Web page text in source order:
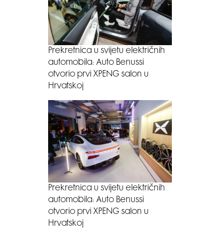
Prekretnica u svijetu električnih
automobila: Auto Benussi
otvorio prvi XPENG salon u
Hrvatskoj
Prekretnica u svijetu električnih
automobila: Auto Benussi
otvorio prvi XPENG salon u
Hrvatskoj